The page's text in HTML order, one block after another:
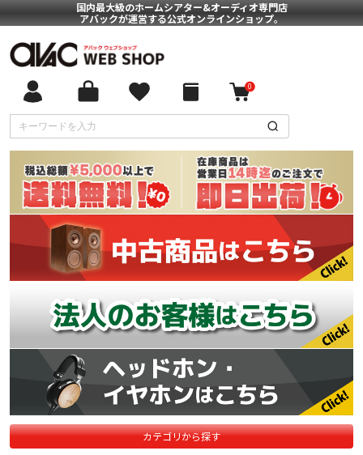
国内最大級のホームシアター&オーディオ専門店
アバックが運営する公式オンラインショップ。
0
カテゴリから探す